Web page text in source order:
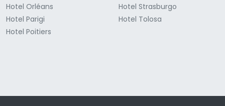
Hotel Orléans
Hotel Parigi
Hotel Poitiers
Hotel Strasburgo
Hotel Tolosa